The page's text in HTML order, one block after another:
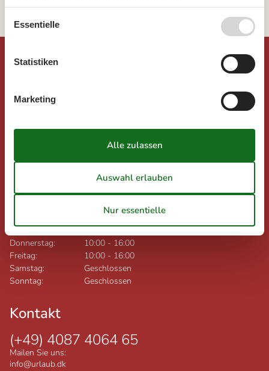
©Urlaub.dk
Nygade 8B, 2.th
Dänemark
Öffnungszeiten Woche 33:
10:00-
-
16:00
Mittwoch:
10:00-16:00
Donnerstag:
10:00 - 16:00
Freitag:
10:00 - 16:00
Samstag:
Geschlossen
Sonntag:
Geschlossen
Kontakt
(+49) 4087 4064 65
Mailen Sie uns:
info@urlaub.dk
Essentielle
Statistiken
Marketing